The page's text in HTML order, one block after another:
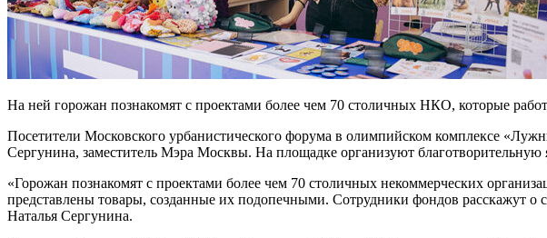
На ней горожан познакомят с проектами более чем 70 столичных НКО, которые
Посетители Московского урбанистического форума в олимпийском комплексе
Сергунина, заместитель Мэра Москвы. На площадке организуют
«Горожан познакомят с проектами более чем 70 столичных некоммерческих
представлены товары, созданные их подопечными. Сотрудники фондов расскажут
Наталья Сергунина.